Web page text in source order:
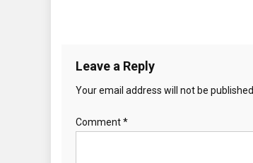
Leave a Reply
Your email address will not be published.
Comment*